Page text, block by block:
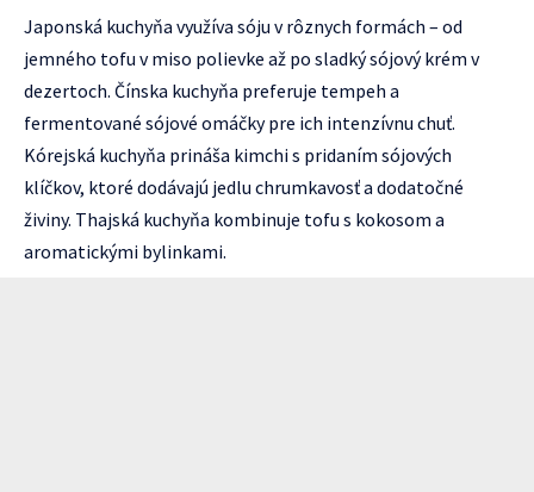
Japonská kuchyňa využíva sóju v rôznych formách – od
jemného tofu v miso polievke až po sladký sójový krém v
dezertoch. Čínska kuchyňa preferuje tempeh a
fermentované sójové omáčky pre ich intenzívnu chuť.
Kórejská kuchyňa prináša kimchi s pridaním sójových
klíčkov, ktoré dodávajú jedlu chrumkavosť a dodatočné
živiny. Thajská kuchyňa kombinuje tofu s kokosom a
aromatickými bylinkami.